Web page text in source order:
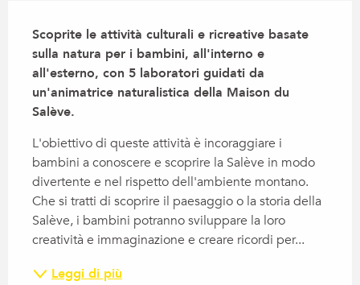
Scoprite le attività culturali e ricreative basate
sulla natura per i bambini, all'interno e
all'esterno, con 5 laboratori guidati da
un'animatrice naturalistica della Maison du
Salève.
L'obiettivo di queste attività è incoraggiare i
bambini a conoscere e scoprire la Salève in modo
divertente e nel rispetto dell'ambiente montano.
Che si tratti di scoprire il paesaggio o la storia della
Salève, i bambini potranno sviluppare la loro
creatività e immaginazione e creare ricordi per...
Leggi di più